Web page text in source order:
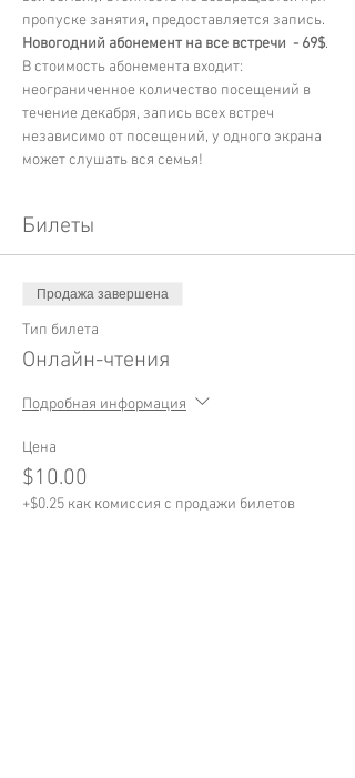
пропуске занятия, предоставляется запись.
Новогодний абонемент на все встречи  - 69$.
В стоимость абонемента входит:
неограниченное количество посещений в
течение декабря, запись всех встреч
независимо от посещений, у одного экрана
может слушать вся семья!
Билеты
Продажа завершена
Тип билета
Онлайн-чтения
Подробная информация
Цена
$10.00
+$0.25 как комиссия с продажи билетов